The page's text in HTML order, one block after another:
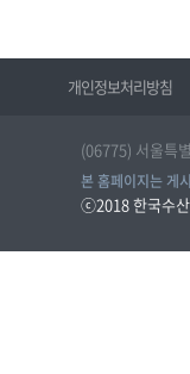
개인정보처리방침
(06775) 서울특
본 홈페이지는 게
ⓒ2018한국수